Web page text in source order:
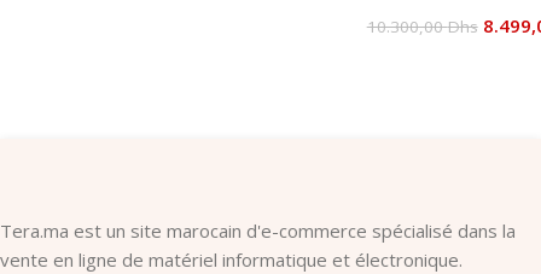
10.300,00Dhs
Tera.ma est un site marocain d'e-commerce spécialisé dans la
vente en ligne de matériel informatique et électronique.